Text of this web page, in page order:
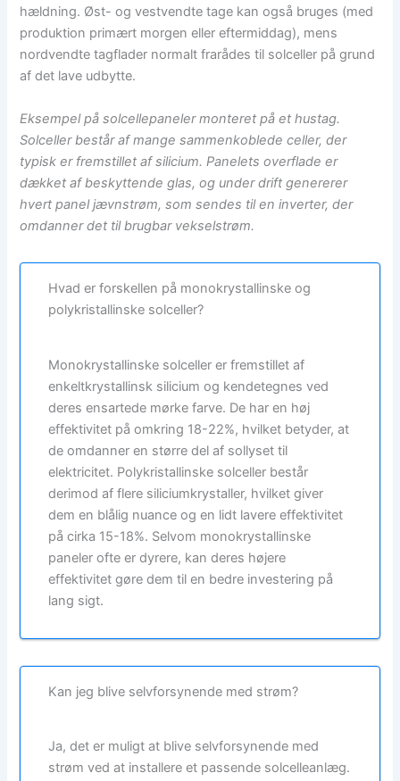
hældning. Øst- og vestvendte tage kan også bruges (med
produktion primært morgen eller eftermiddag), mens
nordvendte tagflader normalt frarådes til solceller på grund
af det lave udbytte.
Eksempel på solcellepaneler monteret på et hustag.
Solceller består af mange sammenkoblede celler, der
typisk er fremstillet af silicium. Panelets overflade er
dækket af beskyttende glas, og under drift genererer
hvert panel jævnstrøm, som sendes til en inverter, der
omdanner det til brugbar vekselstrøm.
Hvad er forskellen på monokrystallinske og
polykristallinske solceller?
Monokrystallinske solceller er fremstillet af
enkeltkrystallinsk silicium og kendetegnes ved
deres ensartede mørke farve. De har en høj
effektivitet på omkring 18-22%, hvilket betyder, at
de omdanner en større del af sollyset til
elektricitet. Polykristallinske solceller består
derimod af flere siliciumkrystaller, hvilket giver
dem en blålig nuance og en lidt lavere effektivitet
på cirka 15-18%. Selvom monokrystallinske
paneler ofte er dyrere, kan deres højere
effektivitet gøre dem til en bedre investering på
lang sigt.
Kan jeg blive selvforsynende med strøm?
Ja, det er muligt at blive selvforsynende med
strøm ved at installere et passende solcelleanlæg.